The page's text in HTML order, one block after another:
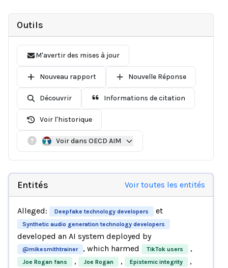
Outils
M'avertir des mises à jour
Nouveau rapport Nouvelle Réponse
Découvrir Informations de citation
Voir l'historique
Voir dans OECD AIM
Entités Voir toutes les entités
Alleged: Deepfake technology developers et
Synthetic audio generation technology developers
developed an AI system deployed by
@mikesmithtrainer , which harmed TikTok users ,
Joe Rogan fans , Joe Rogan , Epistemic integrity ,